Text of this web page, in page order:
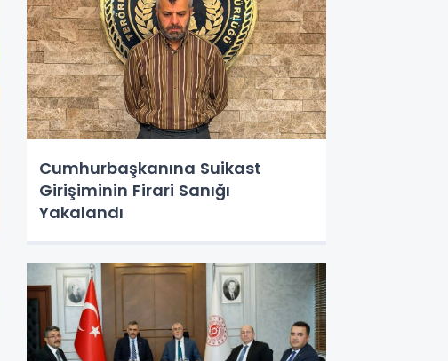
Cumhurbaşkanına Suikast
Girişiminin Firari Sanığı
Yakalandı